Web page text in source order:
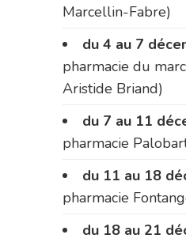
Marcellin-Fabre)
du 4 au 7
pharmacie du
Aristide Briand)
du 7 au 11
pharmacie
du 11 au 18
pharmacie
du 18 au 21